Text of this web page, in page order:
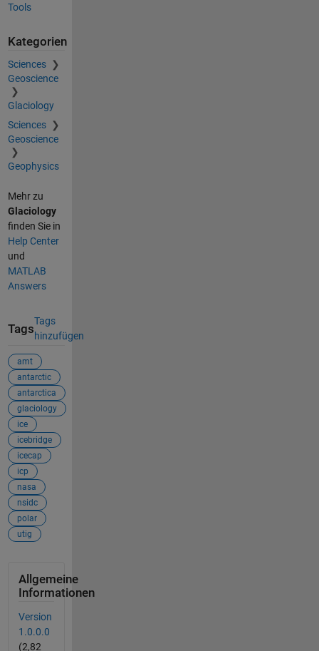
Tools
Kategorien
Sciences
Geoscience
Glaciology
Sciences
Geoscience
Geophysics
Mehr zu
Glaciology
finden Sie in
Help Center
und
MATLAB
Answers
Tags
Tags
hinzufügen
amt
antarctic
antarctica
glaciology
ice
icebridge
icecap
icp
nasa
nsidc
polar
utig
Allgemeine
Informationen
Version
1.0.0.0
(2,82